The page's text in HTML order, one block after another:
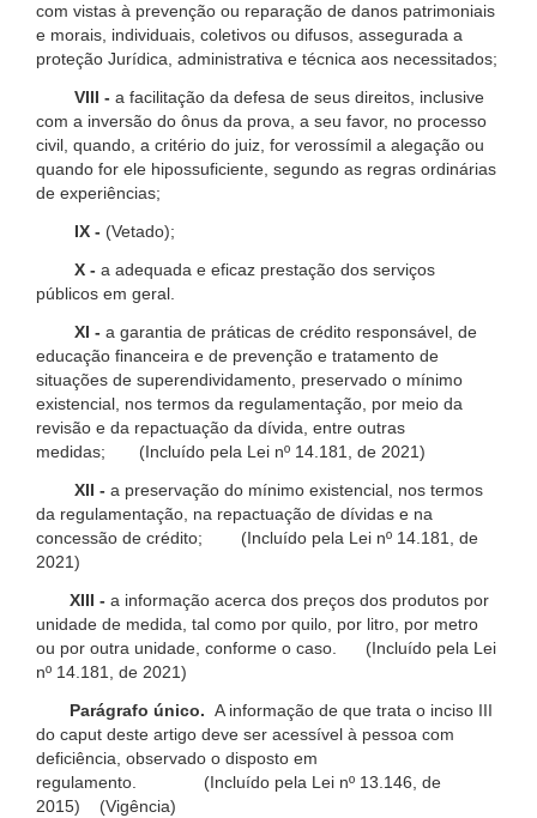
com vistas à prevenção ou reparação de danos patrimoniais
e morais, individuais, coletivos ou difusos, assegurada a
proteção Jurídica, administrativa e técnica aos necessitados;
VIII - a facilitação da defesa de seus direitos, inclusive
com a inversão do ônus da prova, a seu favor, no processo
civil, quando, a critério do juiz, for verossímil a alegação ou
quando for ele hipossuficiente, segundo as regras ordinárias
de experiências;
IX - (Vetado);
X - a adequada e eficaz prestação dos serviços
públicos em geral.
XI - a garantia de práticas de crédito responsável, de
educação financeira e de prevenção e tratamento de
situações de superendividamento, preservado o mínimo
existencial, nos termos da regulamentação, por meio da
revisão e da repactuação da dívida, entre outras
medidas; (Incluído pela Lei nº 14.181, de 2021)
XII - a preservação do mínimo existencial, nos termos
da regulamentação, na repactuação de dívidas e na
concessão de crédito; (Incluído pela Lei nº 14.181, de
2021)
XIII - a informação acerca dos preços dos produtos por
unidade de medida, tal como por quilo, por litro, por metro
ou por outra unidade, conforme o caso. (Incluído pela Lei
nº 14.181, de 2021)
Parágrafo único. A informação de que trata o inciso III
do caput deste artigo deve ser acessível à pessoa com
deficiência, observado o disposto em
regulamento. (Incluído pela Lei nº 13.146, de
2015) (Vigência)